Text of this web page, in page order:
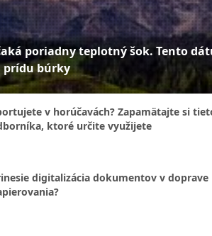
poriadny teplotný šok. Tento
prídu búrky
v horúčavách? Zapamätajte si
ktoré určite využijete
digitalizácia dokumentov v doprave